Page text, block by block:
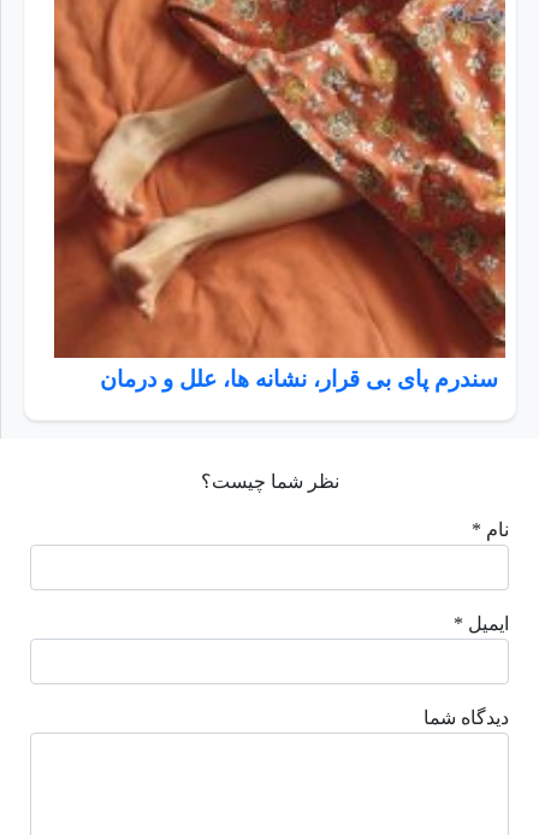
سندرم پای بی قرار، نشانه ها، علل و درمان
نظر شما چیست؟
نام *
ایمیل *
دیدگاه شما